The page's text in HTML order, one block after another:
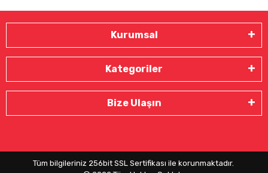
Kurumsal
Kategoriler
Bize Ulaşın
Tüm bilgileriniz 256bit SSL Sertifikası ile korunmaktadır.